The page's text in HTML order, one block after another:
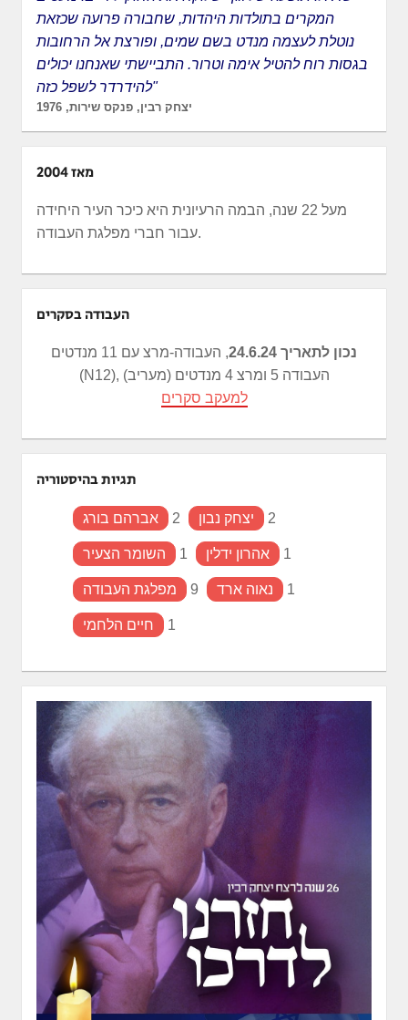
המקרים בתולדות היהדות, שחבורה פרועה שכזאת
נוטלת לעצמה מנדט בשם שמים, ופורצת אל הרחובות
בגסות רוח להטיל אימה וטרור. התביישתי שאנחנו יכולים
להידרדר לשפל כזה"
יצחק רבין, פנקס שירות, 1976
מאז 2004
מעל 22 שנה, הבמה הרעיונית היא כיכר העיר היחידה
עבור חברי מפלגת העבודה.
העבודה בסקרים
נכון לתאריך 24.6.24
, העבודה-מרצ עם 11 מנדטים
(N12), העבודה 5 ומרצ 4 מנדטים (מעריב)
למעקב סקרים
תגיות בהיסטוריה
אברהם בורג 2 יצחק נבון 2
השומר הצעיר 1 אהרון ידלין 1
מפלגת העבודה 9 נאוה ארד 1
חיים הלחמי 1